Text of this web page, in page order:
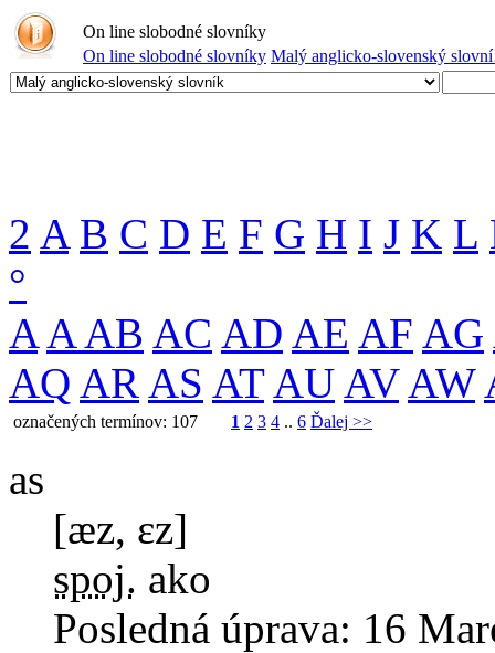
On line slobodné slovníky
On line slobodné slovníky Malý anglicko-slovenský
2 A B C D E F G H I J K L
°
A AAB AC AD AE AF AG
AQ AR AS AT AU AV AW
označených termínov: 107 1 2 3 4 .. 6 Ďalej >>
as
[æz, ɛz]
spoj. ako
Posledná úprava: 16